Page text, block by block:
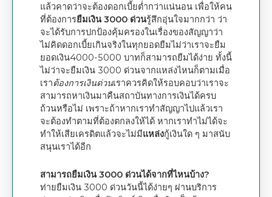
แล้วคาดว่าจะต้องดอกเบี้ยต่ำกว่าแน่นอน เพื่อให้คน
ที่ต้องการยืมเงิน 3000 ด่วนรู้สึกอุ่นใจมากกว่า ว่า
จะได้รับการปกป้องคุ้มครองในเรื่องของสัญญาว่า
ไม่คิดดอกเบี้ยเกินจริงในทุกยอดยืมไม่ว่าเราจะยืม
ยอดเงิน4000-5000 บาทก็สามารถยืมได้ง่าย ทั้งนี้
ไม่ว่าจะยืมเงิน 3000 ด่วนจากแหล่งไหนก็ตามเมื่อ
เราต้องการเงินด่วนเราควรคิดให้รอบคอบว่าเราจะ
สามารถหาเงินมาคืนสถาบันทางการเงินได้ครบ
ถ้วนหรือไม่ เพราะถ้าหากเราทำสัญญาไปแล้วเรา
จะต้องทำตามที่ต้องตกลงให้ได้ หากเราทำไม่ได้จะ
ทำให้เสียเครดิตแล้วจะไม่มีแหล่งกู้เงินใด ๆ มาสนับ
สนุนเราได้อีก
สามารถยืมเงิน 3000 ด่วนได้จากที่ไหนบ้าง?
ท่ายยืมเงิน 3000 ด่วนวันนี้ได้ง่ายๆ ผ่านบริการ